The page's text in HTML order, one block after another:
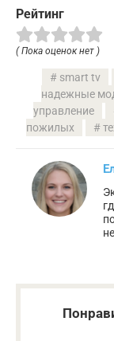
Рейтинг
( Пока оценок нет )
smart tv
надежные
управление
пожилых